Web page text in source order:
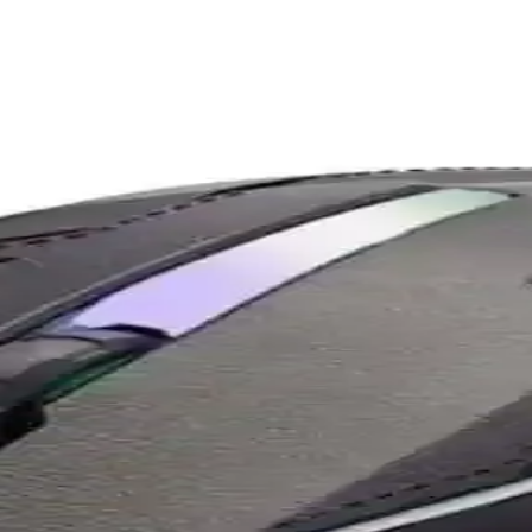
profesyonel oyuncular ve kullanıcılar için ideal, ergonomik
ve Ergonomik Tasarım Özellikleri
profesyonel oyuncuların ve tutkunların beklentilerini
Hafiflik ve Performans Analizi
Hafif tasarımlar ve yüksek hassasiyetleriyle öne
Mouse'u İncelemesi ve Özellikleri
özellikleriyle oyunculara üstün performans sunar.
Ergonomik ve Özelleştirilebilir Tasarım